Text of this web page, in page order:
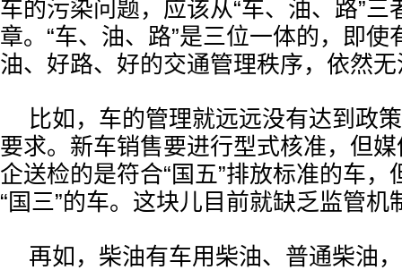
车的污染问题，应该从“车、油、路”三
章。“车、油、路”是三位一体的，即使
油、好路、好的交通管理秩序，依然
比如，车的管理就远远没有达到政
要求。新车销售要进行型式核准，但
企送检的是符合“国五”排放标准的车，
“国三”的车。这块儿目前就缺乏监管机
再如，柴油有车用柴油、普通柴油